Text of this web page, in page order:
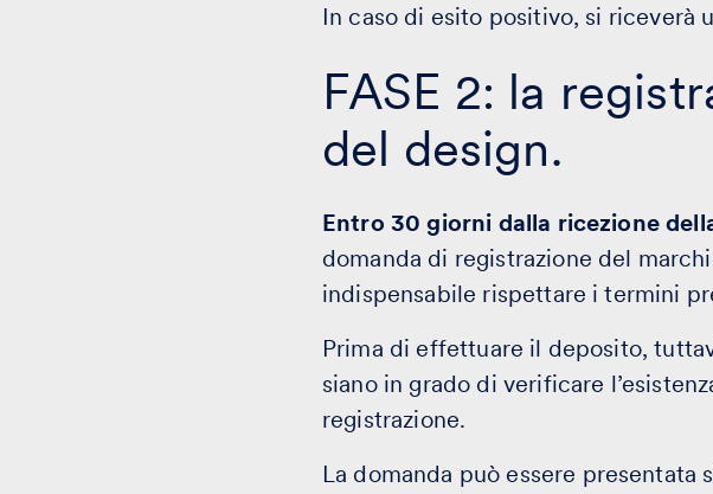
In caso di esito positivo, si riceverà
FASE 2: la
del design.
Entro 30 giorni dalla ricezione
domanda di registrazione del
indispensabile rispettare i termini
Prima di effettuare il deposito,
siano in grado di verificare
registrazione.
La domanda può essere presentata